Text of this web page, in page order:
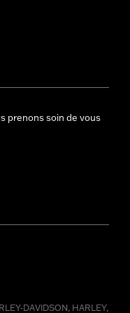
prenons soin de vous
DAVIDSON, HARLEY,